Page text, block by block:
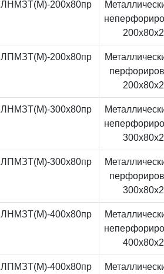
ЛНМЗТ(М)-200x80пр
ЛПМЗТ(М)-200x80пр
ЛНМЗТ(М)-300x80пр
ЛПМЗТ(М)-300x80пр
ЛНМЗТ(М)-400x80пр
ЛПМЗТ(М)-400x80пр